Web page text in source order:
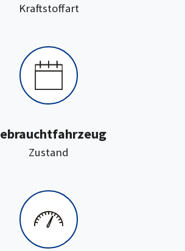
Kraftstoffart:
Zustand